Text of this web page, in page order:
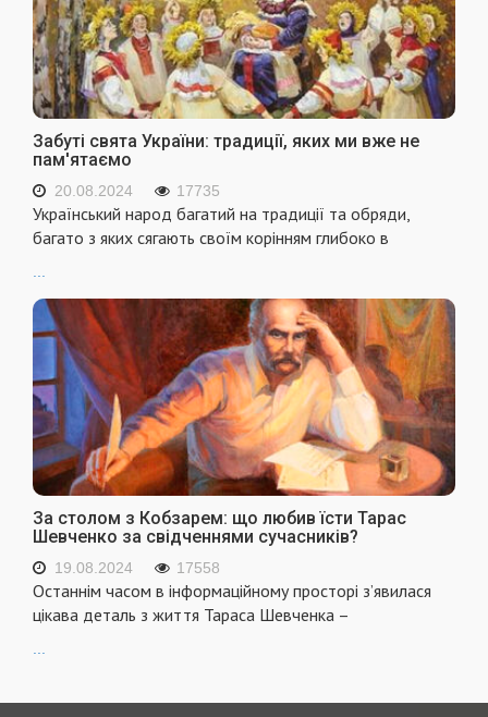
Забуті свята України: традиції, яких ми вже не
пам'ятаємо
20.08.2024 17735
Український народ багатий на традиції та обряди,
багато з яких сягають своїм корінням глибоко в
...
За столом з Кобзарем: що любив їсти Тарас
Шевченко за свідченнями сучасників?
19.08.2024 17558
Останнім часом в інформаційному просторі з’явилася
цікава деталь з життя Тараса Шевченка –